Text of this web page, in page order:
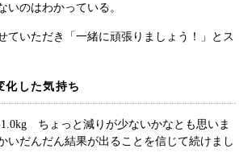
いのはわかっている。
ていただき「一緒に頑張りましょう！」とス
化した気持ち
ちょっと減りが少ないかなとも思いま
いだんだん結果が出ることを信じて続けまし